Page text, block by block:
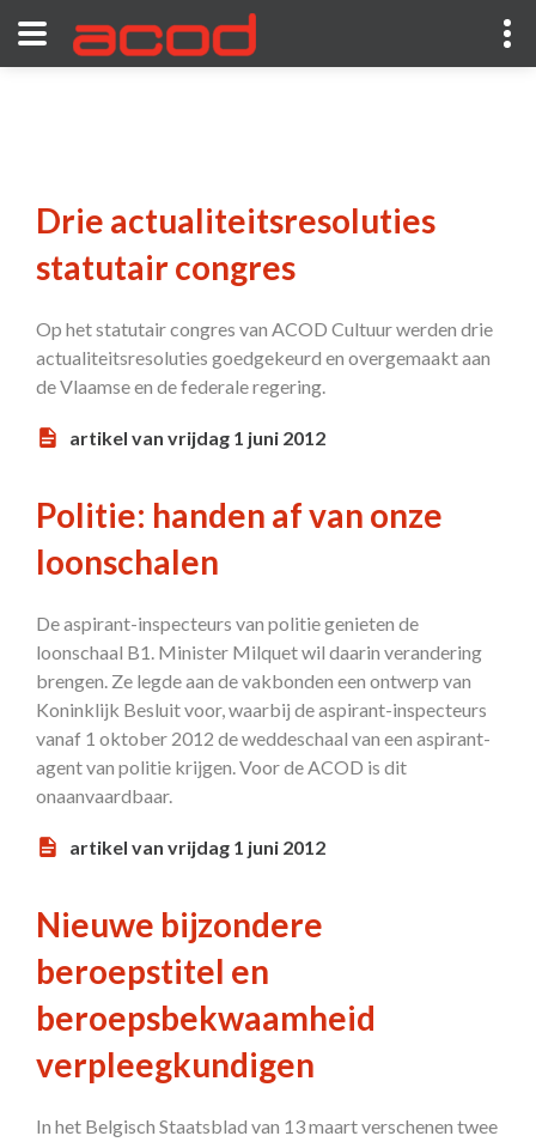
Drie actualiteitsresoluties
statutair congres
Op het statutair congres van ACOD Cultuur werden drie
actualiteitsresoluties goedgekeurd en overgemaakt aan
de Vlaamse en de federale regering.
artikel van vrijdag 1 juni 2012
Politie: handen af van onze
loonschalen
De aspirant-inspecteurs van politie genieten de
loonschaal B1. Minister Milquet wil daarin verandering
brengen. Ze legde aan de vakbonden een ontwerp van
Koninklijk Besluit voor, waarbij de aspirant-inspecteurs
vanaf 1 oktober 2012 de weddeschaal van een aspirant-
agent van politie krijgen. Voor de ACOD is dit
onaanvaardbaar.
artikel van vrijdag 1 juni 2012
Nieuwe bijzondere
beroepstitel en
beroepsbekwaamheid
verpleegkundigen
In het Belgisch Staatsblad van 13 maart verschenen twee